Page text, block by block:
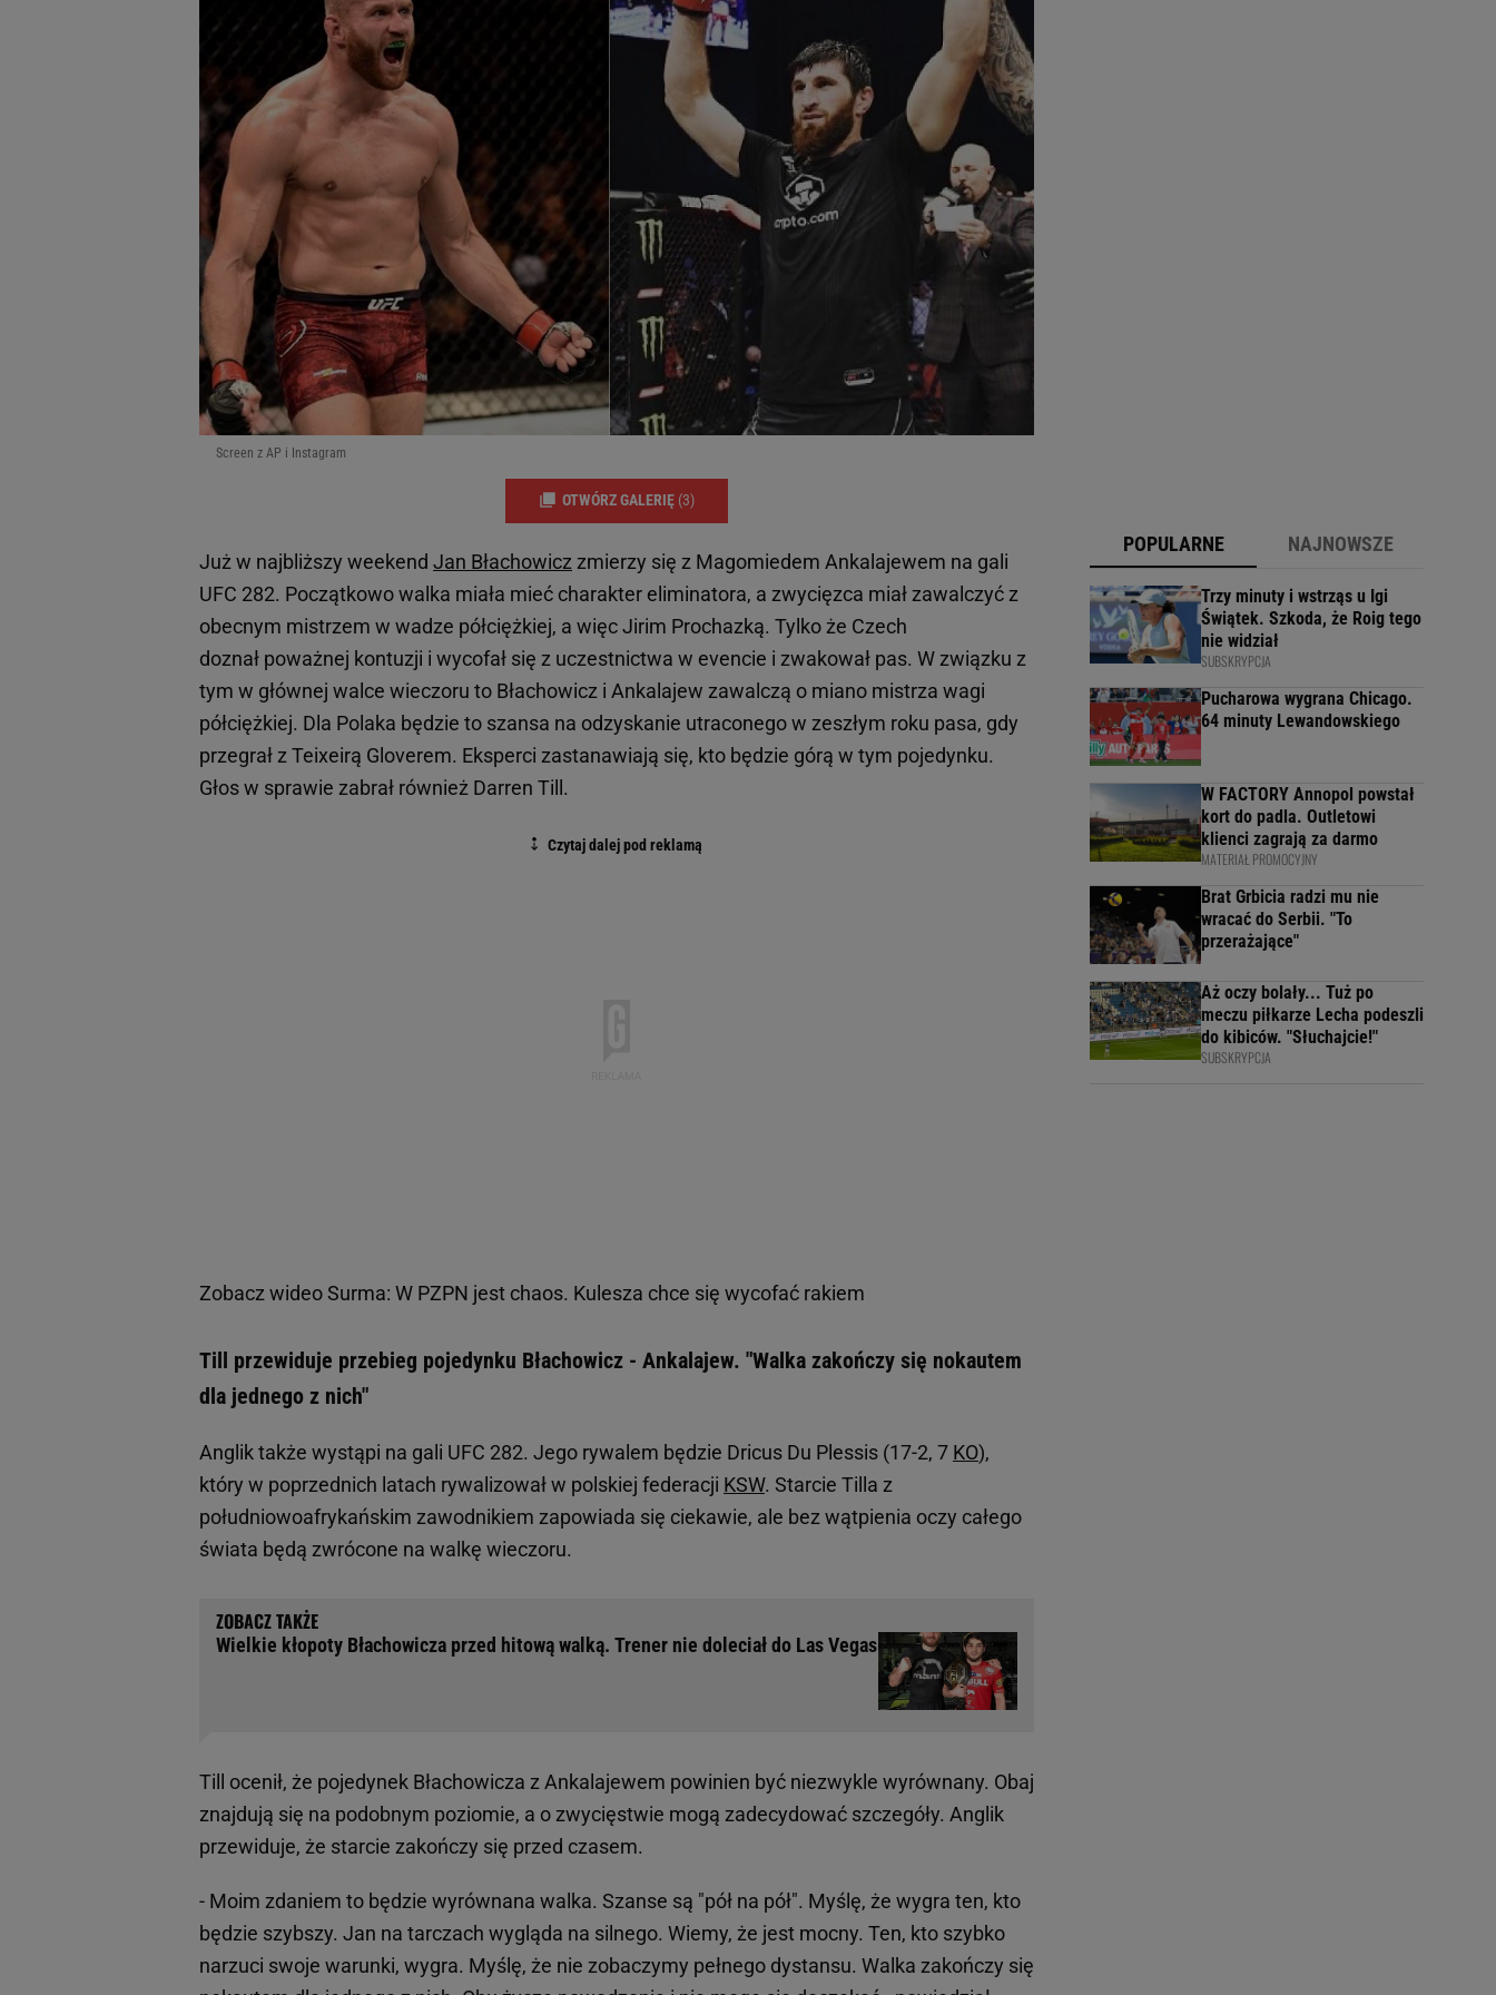
Screen z AP i Instagram
OTWÓRZ GALERIĘ (3)
Już w najbliższy weekend Jan Błachowicz zmierzy się z Magomiedem Ankalajewem na gali
UFC 282. Początkowo walka miała mieć charakter eliminatora, a zwycięzca miał zawalczyć z
obecnym mistrzem w wadze półciężkiej, a więc Jirim Prochazką. Tylko że Czech
doznał poważnej kontuzji i wycofał się z uczestnictwa w evencie i zwakował pas. W związku z
tym w głównej walce wieczoru to Błachowicz i Ankalajew zawalczą o miano mistrza wagi
półciężkiej. Dla Polaka będzie to szansa na odzyskanie utraconego w zeszłym roku pasa, gdy
przegrał z Teixeirą Gloverem. Eksperci zastanawiają się, kto będzie górą w tym pojedynku.
Głos w sprawie zabrał również Darren Till.
Zobacz wideoSurma: W PZPN jest chaos. Kulesza chce się wycofać rakiem
Till przewiduje przebieg pojedynku Błachowicz - Ankalajew. "Walka zakończy się nokautem
dla jednego z nich"
Anglik także wystąpi na gali UFC 282. Jego rywalem będzie Dricus Du Plessis (17-2, 7 KO),
który w poprzednich latach rywalizował w polskiej federacji KSW. Starcie Tilla z
południowoafrykańskim zawodnikiem zapowiada się ciekawie, ale bez wątpienia oczy całego
świata będą zwrócone na walkę wieczoru.
Wielkie kłopoty Błachowicza przed hitową walką. Trener nie doleciał do Las Vegas
Till ocenił, że pojedynek Błachowicza z Ankalajewem powinien być niezwykle wyrównany. Obaj
znajdują się na podobnym poziomie, a o zwycięstwie mogą zadecydować szczegóły. Anglik
przewiduje, że starcie zakończy się przed czasem.
- Moim zdaniem to będzie wyrównana walka. Szanse są "pół na pół". Myślę, że wygra ten, kto
będzie szybszy. Jan na tarczach wygląda na silnego. Wiemy, że jest mocny. Ten, kto szybko
narzuci swoje warunki, wygra. Myślę, że nie zobaczymy pełnego dystansu. Walka zakończy się
POPULARNE NAJNOWSZE
Trzy minuty i wstrząs u Igi
Świątek. Szkoda, że Roig tego
nie widział
SUBSKRYPCJA
Pucharowa wygrana Chicago.
64 minuty Lewandowskiego
W FACTORY Annopol powstał
kort do padla. Outletowi
klienci zagrają za darmo
MATERIAŁ PROMOCYJNY
Brat Grbicia radzi mu nie
wracać do Serbii. "To
przerażające"
Aż oczy bolały... Tuż po
meczu piłkarze Lecha podeszli
do kibiców. "Słuchajcie!"
SUBSKRYPCJA